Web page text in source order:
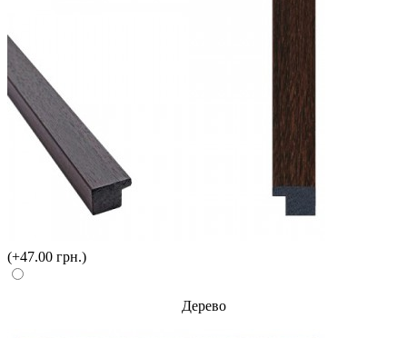
(+47.00 грн.)
Дерево